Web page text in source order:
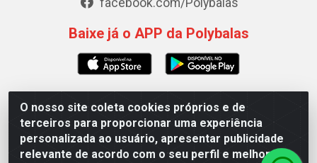
O nosso site coleta cookies próprios e de
terceiros para proporcionar uma experiência
personalizada ao usuário, apresentar publicidade
relevante de acordo com o seu perfil e melhorar a
facebook.com/Polybalas
Baixe já o APP da Polybalas
Polybalas - Rua João Miguel de Souza, 173 Galpão B -
Ernesto Geisel, João Pessoa/PB - CEP 58.075-075 - CNPJ
00.909.327/0002-61